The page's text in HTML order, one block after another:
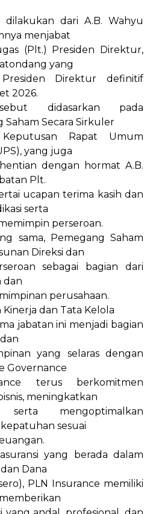
dilakukan dari A.B. Wahyu
menjabat
(Plt.) Presiden Direktur,
yang
Direktur definitif
2026.
didasarkan pada
Secara Sirkuler
Rapat Umum
yang juga
dengan hormat A.B.
Plt.
ucapan terima kasih dan
serta
perseroan.
sama, Pemegang Saham
Direksi dan
sebagai bagian dari
dan
perusahaan.
dan Tata Kelola
jabatan ini menjadi bagian
yang selaras dengan
Governance
terus berkomitmen
meningkatkan
mengoptimalkan
sesuai
yang berada dalam
Dana
PLN Insurance memiliki